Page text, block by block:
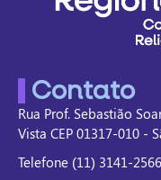
Contato
Rua Prof. Sebastião
Vista CEP 01317-010 -
Telefone (11) 3141-2566